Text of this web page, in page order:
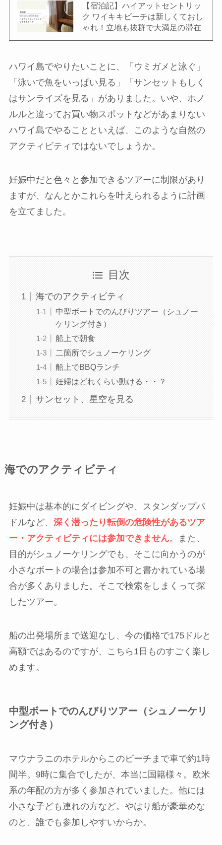
【宿泊記】ハイアットセントリッ
ク ワイキキビーチは新しくておし
ゃれ！立地も抜群で大満足の滞在
ハワイ島でやりたいことに、「ウミガメと泳ぐ」
「泳いで魚をいっぱい見る」「サンセットもしく
はサンライズを見る」がありました。いや、ホノ
ルルと違ってお買い物スポットなどがあまりない
ハワイ島でやることといえば、このような自然の
アクティビティではないでしょうか。
妊娠中だと色々と参加できるツアーに制限があり
ますが、なんとかこれらを叶えられるように計画
を立てました。
目次
海でのアクティビティ
中型ボートでのんびりツアー（シュノー
ケリング付き）
船上で朝食
二箇所でシュノーケリング
船上でBBQランチ
妊婦はどれくらい動ける・・？
サンセット、星空を見る
海でのアクティビティ
妊娠中は基本的にダイビングや、スタンダップパ
ドルなど、 深く潜ったり転倒の危険性があるツア
ー・アクティビティには参加できません。また、
目的がシュノーケリングでも、そこに向かうのが
小さなボートの場合は参加不可と書かれている場
合が多くありました。そこで検索をしまくって探
したツアー。
船の出発場所まで送迎なし、今の価格で175ドルと
高額ではあるのですが、こちら1日ものすごく楽し
めます。
中型ボートでのんびりツアー（シュノーケリ
ング付き）
マウナラニのホテルからこのビーチまで車で約1時
間半。9時に集合でしたが、本当に国籍様々。欧米
系の年配の方が多く参加されていました。他には
小さな子ども連れの方など。やはり船が豪華めな
のと、誰でも参加しやすいからか。